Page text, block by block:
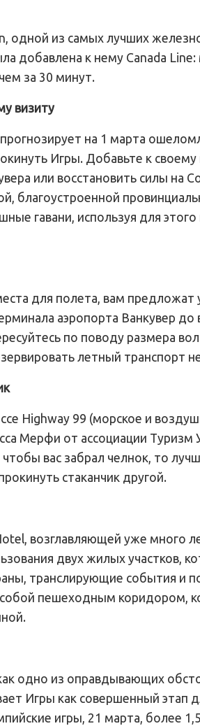
одной из самых лучших
добавлена к нему Canada
за 30 минут.
визиту
на 1 марта
Игры. Добавьте к
или восстановить силы на
благоустроенной
гавани, используя для
для полета, вам предложат
аэропорта Ванкувер
по поводу размера
летный транспорт
Highway 99 (морское и
Мерфи от ассоциации Туризм
вас забрал челнок, то
стаканчик другой.
возглавляющей уже много
двух жилых участков,
транслирующие события и
пешеходным коридором,
одно из оправдывающих
Игры как совершенный этап
игры, 21 марта, более